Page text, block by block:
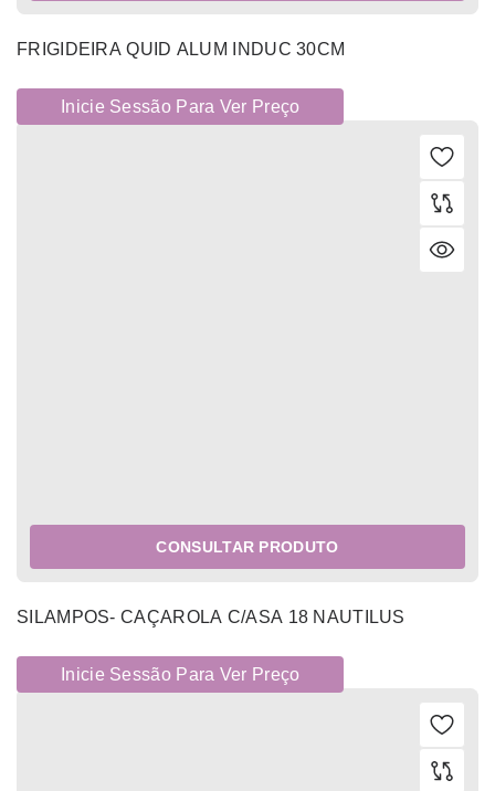
FRIGIDEIRA QUID ALUM INDUC 30CM
Inicie Sessão Para Ver Preço
CONSULTAR PRODUTO
SILAMPOS- CAÇAROLA C/ASA 18 NAUTILUS
Inicie Sessão Para Ver Preço